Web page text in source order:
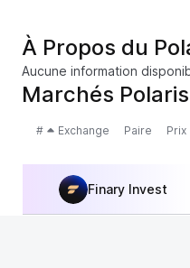
À Propos du
Aucune information
Marchés
# Exchange Paire Prix
Finary Invest